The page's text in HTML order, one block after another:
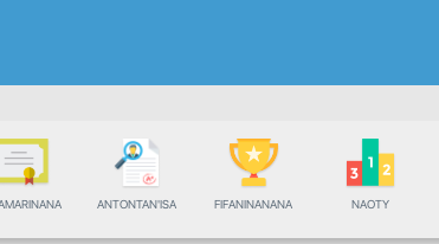
ANTONTAN'ISA FIFANINANANA NAOTY